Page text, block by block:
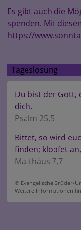
Es gibt auch die
spenden. Mit
https://
Tageslosung
Du bist der Gott,
dich.
Psalm 25,5
Bittet, so wird
finden; klopfet
Matthäus 7,7
© Evangelische Brüder-
Weitere Informationen